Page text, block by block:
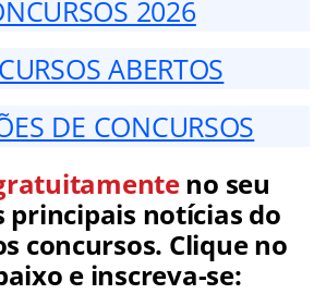
2026
ABERTOS
DE CONCURSOS
no seu
principais notícias do
concursos. Clique no
e inscreva-se: